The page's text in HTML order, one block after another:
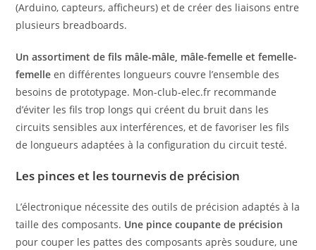
(Arduino, capteurs, afficheurs) et de créer des liaisons entre
plusieurs breadboards.
Un assortiment de fils mâle-mâle, mâle-femelle et femelle-
femelle en différentes longueurs couvre l’ensemble des
besoins de prototypage. Mon-club-elec.fr recommande
d’éviter les fils trop longs qui créent du bruit dans les
circuits sensibles aux interférences, et de favoriser les fils
de longueurs adaptées à la configuration du circuit testé.
Les pinces et les tournevis de précision
L’électronique nécessite des outils de précision adaptés à la
taille des composants. Une pince coupante de précision
pour couper les pattes des composants après soudure, une